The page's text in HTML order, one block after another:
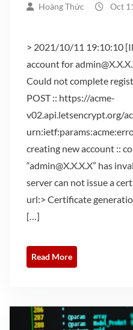
Hoàng Thức Oct
> 2021/10/11 19:10:10
account for
Could not complete
POST :: https://acme-
v02.api.letsencrypt.org/
creating new account ::
“admin@X.X.X.X” has
server can not issue a
url:> Certificate
[…]
Read More